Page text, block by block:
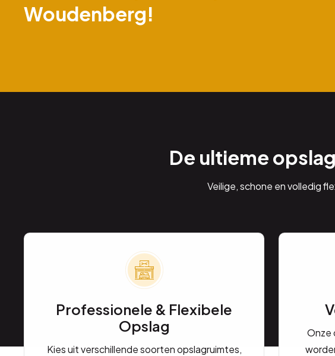
Woudenberg!
De ultieme
Veilige, schone en volledig
Professionele & Flexibele
Opslag
Kies uit verschillende soorten opslagruimtes,
Onze